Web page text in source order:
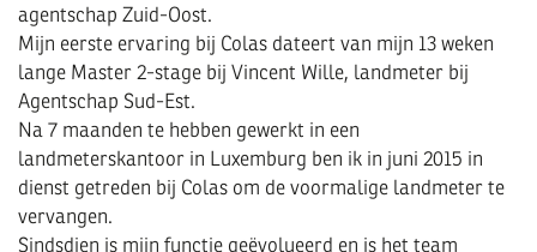
agentschap Zuid-Oost.
Mijn eerste ervaring bij Colas dateert van mijn 13 weken
lange Master 2-stage bij Vincent Wille, landmeter bij
Agentschap Sud-Est.
Na 7 maanden te hebben gewerkt in een
landmeterskantoor in Luxemburg ben ik in juni 2015 in
dienst getreden bij Colas om de voormalige landmeter te
vervangen.
Sindsdien is mijn functie geëvolueerd en is het team